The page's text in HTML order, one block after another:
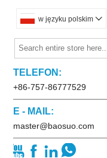
w języku polskim 
TELEFON:
+86-757-86777529
E - MAIL:
master@baosuo.com
   